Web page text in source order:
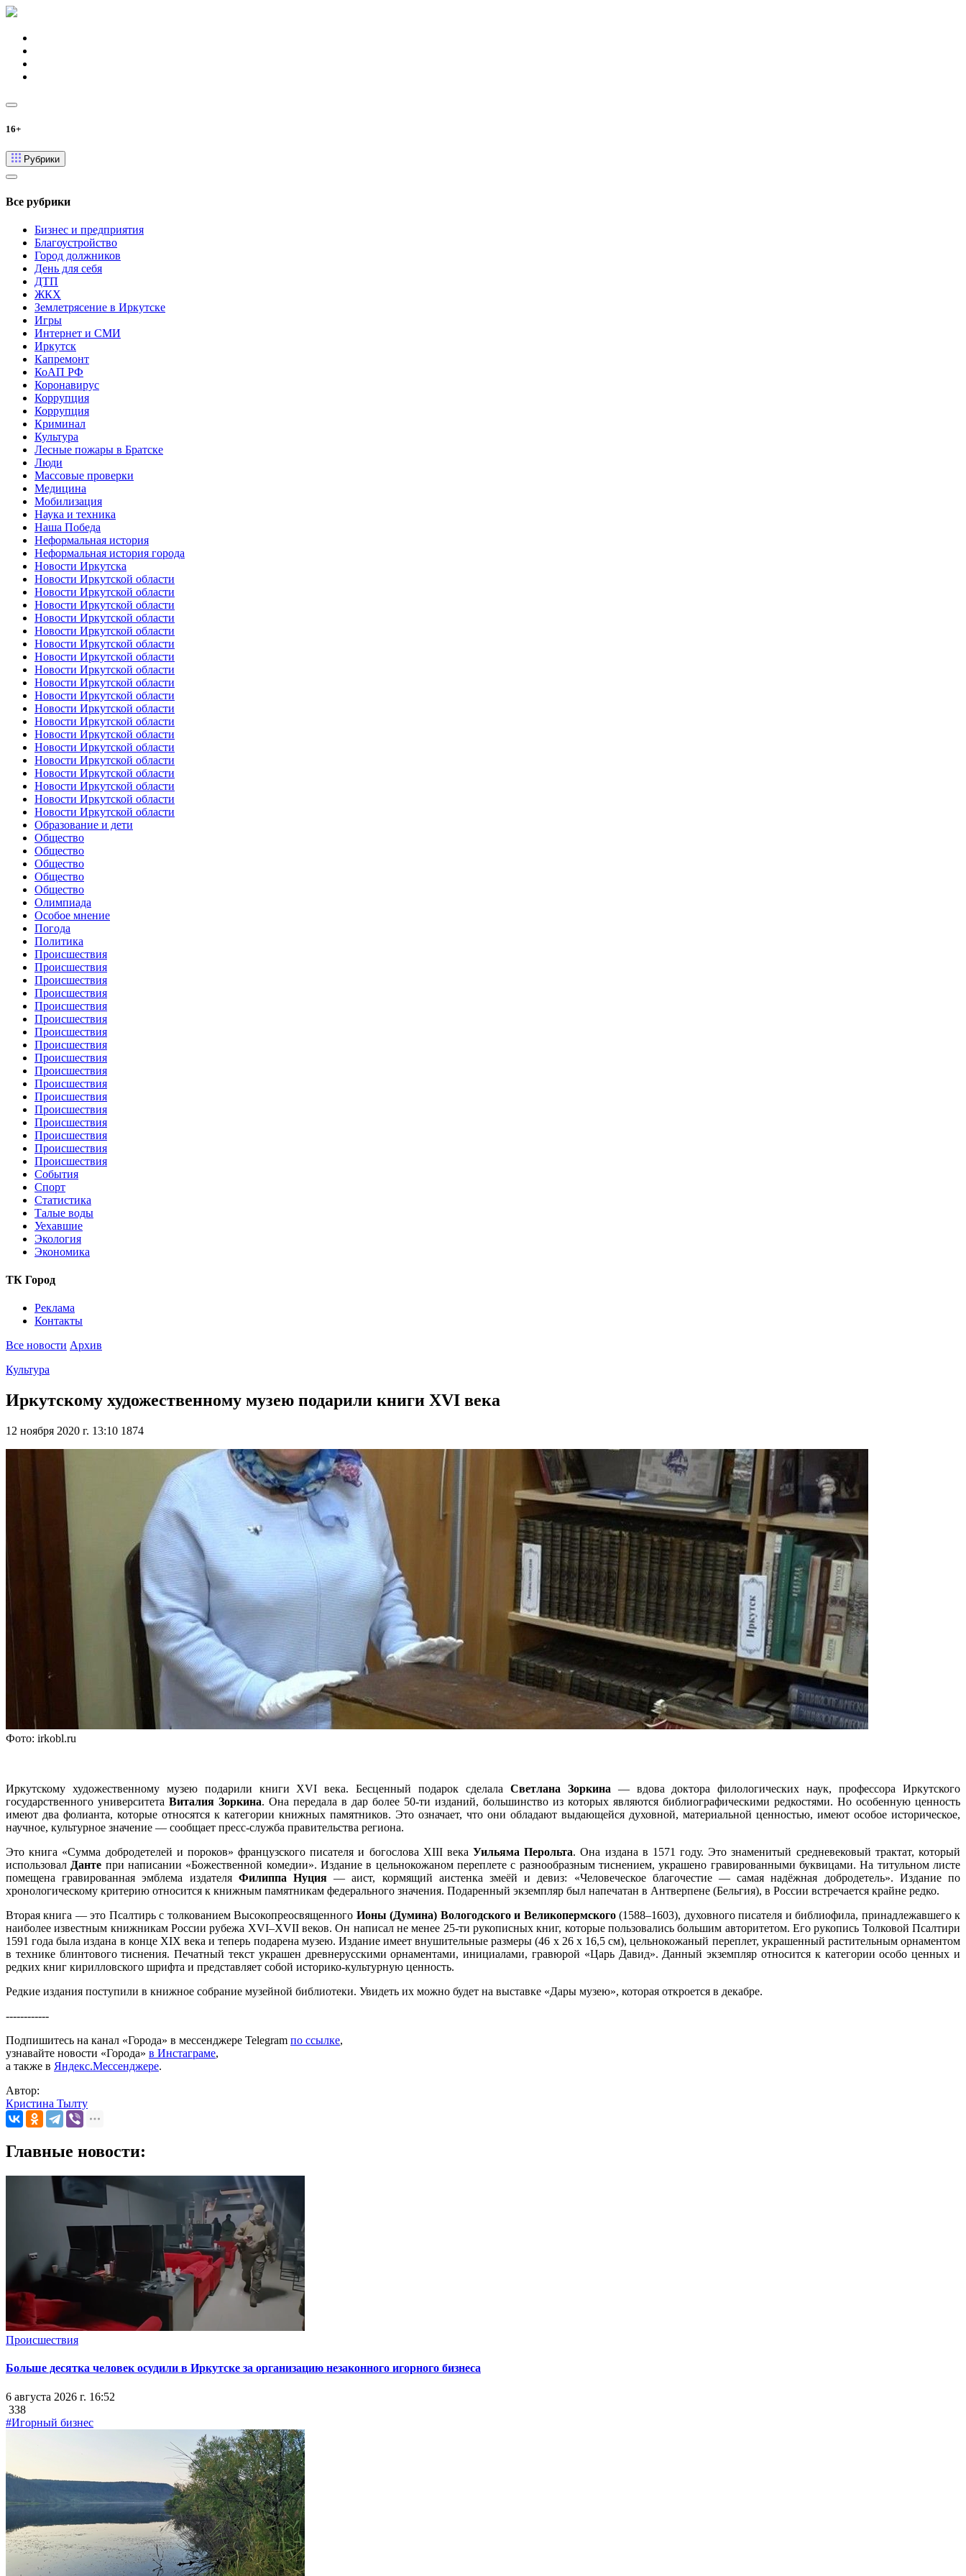
16+
Рубрики
Все рубрики
Бизнес и предприятия
Благоустройство
Город должников
День для себя
ДТП
ЖКХ
Землетрясение в Иркутске
Игры
Интернет и СМИ
Иркутск
Капремонт
КоАП РФ
Коронавирус
Коррупция
Коррупция
Криминал
Культура
Лесные пожары в Братске
Люди
Массовые проверки
Медицина
Мобилизация
Наука и техника
Наша Победа
Неформальная история
Неформальная история города
Новости Иркутска
Новости Иркутской области
Новости Иркутской области
Новости Иркутской области
Новости Иркутской области
Новости Иркутской области
Новости Иркутской области
Новости Иркутской области
Новости Иркутской области
Новости Иркутской области
Новости Иркутской области
Новости Иркутской области
Новости Иркутской области
Новости Иркутской области
Новости Иркутской области
Новости Иркутской области
Новости Иркутской области
Новости Иркутской области
Новости Иркутской области
Новости Иркутской области
Образование и дети
Общество
Общество
Общество
Общество
Общество
Олимпиада
Особое мнение
Погода
Политика
Происшествия
Происшествия
Происшествия
Происшествия
Происшествия
Происшествия
Происшествия
Происшествия
Происшествия
Происшествия
Происшествия
Происшествия
Происшествия
Происшествия
Происшествия
Происшествия
Происшествия
События
Спорт
Статистика
Талые воды
Уехавшие
Экология
Экономика
ТК Город
Реклама
Контакты
Все новости Архив
Культура
Иркутскому художественному музею подарили книги XVI века
12 ноября 2020 г. 13:10 1874
Фото: irkobl.ru
Иркутскому художественному музею подарили книги XVI века. Бесценный подарок сделала Светлана Зоркина — вдова доктора филологических наук, профессора Иркутского
государственного университета Виталия Зоркина. Она передала в дар более 50-ти изданий, большинство из которых являются библиографическими редкостями. Но особенную ценность
имеют два фолианта, которые относятся к категории книжных памятников. Это означает, что они обладают выдающейся духовной, материальной ценностью, имеют особое историческое,
научное, культурное значение — сообщает пресс-служба правительства региона.
Это книга «Сумма добродетелей и пороков» французского писателя и богослова XIII векаУильяма Перольта. Она издана в 1571 году. Это знаменитый средневековый трактат, который
использовал Данте при написании «Божественной комедии». Издание в цельнокожаном переплете с разнообразным тиснением, украшено гравированными буквицами. На титульном листе
помещена гравированная эмблема издателя Филиппа Нуция — аист, кормящий аистенка змеёй и девиз: «Человеческое благочестие — самая надёжная добродетель». Издание по
хронологическому критерию относится к книжным памятникам федерального значения. Подаренный экземпляр был напечатан в Антверпене (Бельгия), в России встречается крайне редко.
Вторая книга — это Псалтирь с толкованием Высокопреосвященного Ионы (Думина) Вологодского и Великопермского(1588–1603), духовного писателя и библиофила, принадлежавшего к
наиболее известным книжникам России рубежа XVI–XVII веков. Он написал не менее 25-ти рукописных книг, которые пользовались большим авторитетом. Его рукопись Толковой Псалтири
1591 года была издана в конце XIX века и теперь подарена музею. Издание имеет внушительные размеры (46 х 26 х 16,5 см), цельнокожаный переплет, украшенный растительным орнаментом
в технике блинтового тиснения. Печатный текст украшен древнерусскими орнаментами, инициалами, гравюрой «Царь Давид». Данный экземпляр относится к категории особо ценных и
редких книг кирилловского шрифта и представляет собой историко-культурную ценность.
Редкие издания поступили в книжное собрание музейной библиотеки. Увидеть их можно будет на выставке «Дары музею», которая откроется в декабре.
------------
Подпишитесь на канал «Города» в мессенджере Telegram по ссылке,
узнавайте новости «Города» в Инстаграме,
а также в Яндекс.Мессенджере.
Автор:
Кристина Тылту
Главные новости:
Происшествия
Больше десятка человек осудили в Иркутске за организацию незаконного игорного бизнеса
6 августа 2026 г. 16:52
338
#Игорный бизнес